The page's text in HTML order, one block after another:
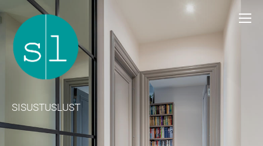
SISUSTUSLUST